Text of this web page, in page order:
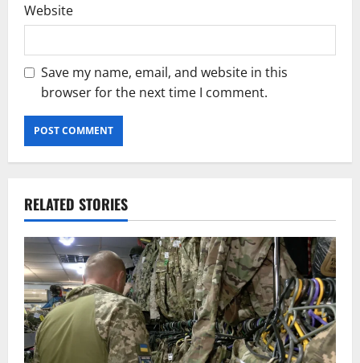
Website
Save my name, email, and website in this
browser for the next time I comment.
RELATED STORIES